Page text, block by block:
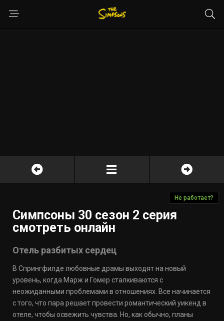
Не работает?
Симпсоны 30 сезон 2 серия
смотреть онлайн
Отель разбитых сердец
В Спрингфилде любовные драмы выходят на новый
уровень, когда Марж и Гомер сталкиваются с
неожиданными проблемами в отношениях. Все начинается
с того, что пара решает провести романтический уикенд в
отеле, чтобы освежить чувства. Но, как обычно, планы